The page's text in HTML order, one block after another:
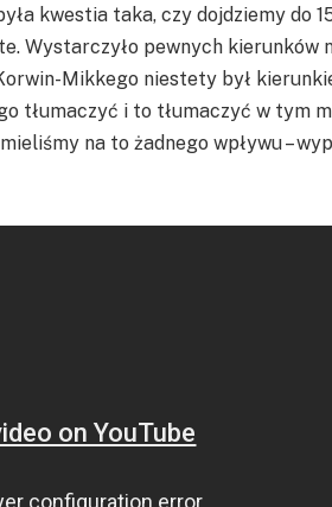
kwestia taka, czy dojdziemy do
Wystarczyło pewnych kierunków
Mikkego niestety był
tłumaczyć i to tłumaczyć w tym
na to żadnego wpływu –